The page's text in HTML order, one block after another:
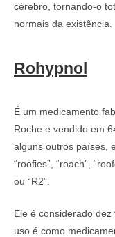
cérebro, tornando-o
normais da existência.
Rohypnol
É um medicamento
Roche e vendido em
alguns outros países,
“roofies”, “roach”,
ou “R2”.
Ele é considerado
uso é como